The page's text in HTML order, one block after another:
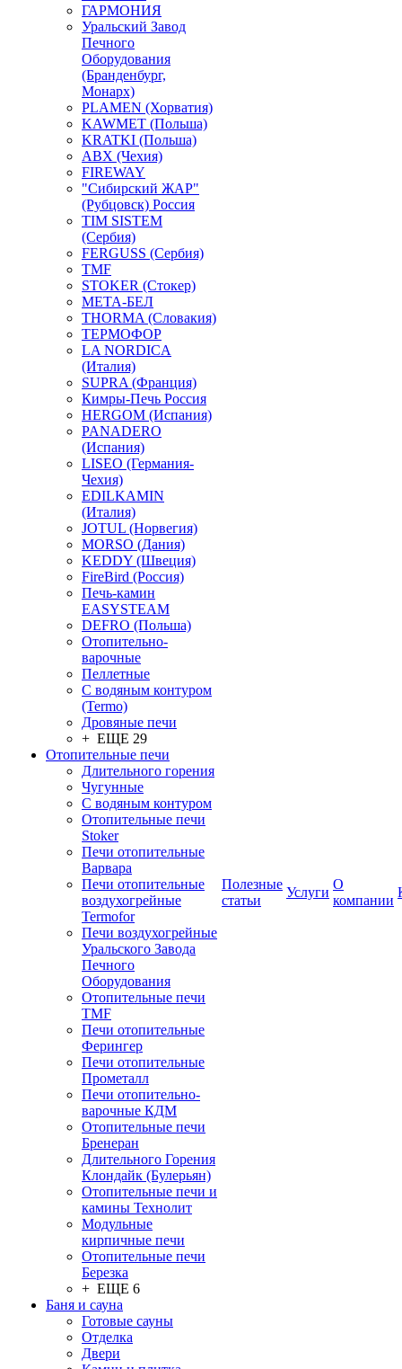
ГАРМОНИЯ
Уральский Завод
Печного
Оборудования
(Бранденбург,
Монарх)
PLAMEN (Хорватия)
KAWMET (Польша)
KRATKI (Польша)
ABX (Чехия)
FIREWAY
"Сибирский ЖАР"
(Рубцовск) Россия
TIM SISTEM
(Сербия)
FERGUSS (Сербия)
TMF
STOKER (Стокер)
МЕТА-БЕЛ
THORMA (Словакия)
ТЕРМОФОР
LA NORDICA
(Италия)
SUPRA (Франция)
Кимры-Печь Россия
HERGOM (Испания)
PANADERO
(Испания)
LISEO (Германия-
Чехия)
EDILKAMIN
(Италия)
JOTUL (Норвегия)
MORSO (Дания)
KEDDY (Швеция)
FireBird (Россия)
Печь-камин
EASYSTEAM
DEFRO (Польша)
Отопительно-
варочные
Пеллетные
С водяным контуром
(Termo)
Дровяные печи
+ ЕЩЕ 29
Отопительные печи
Длительного горения
Чугунные
C водяным контуром
Отопительные печи
Stoker
Печи отопительные
Варвара
Печи отопительные
воздухогрейные
Termofor
Печи воздухогрейные
Уральского Завода
Печного
Оборудования
Отопительные печи
TMF
Печи отопительные
Ферингер
Печи отопительные
Прометалл
Печи отопительно-
варочные КДМ
Отопительные печи
Бренеран
Длительного Горения
Клондайк (Булерьян)
Отопительные печи и
камины Технолит
Модульные
кирпичные печи
Отопительные печи
Березка
+ ЕЩЕ 6
Баня и сауна
Готовые сауны
Отделка
Двери
Полезные
статьи
Услуги
О
компании